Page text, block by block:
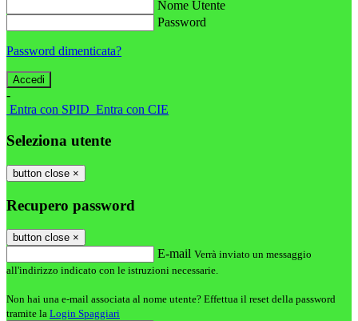
Nome Utente
Password
Password dimenticata?
-
Entra con SPID Entra con CIE
Seleziona utente
button close ×
Recupero password
button close ×
E-mail Verrà inviato un messaggio
all'indirizzo indicato con le istruzioni necessarie.
Non hai una e-mail associata al nome utente? Effettua il reset della password
tramite la Login Spaggiari